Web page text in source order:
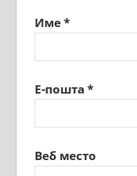
Име*
Е-пошта *
Веб место